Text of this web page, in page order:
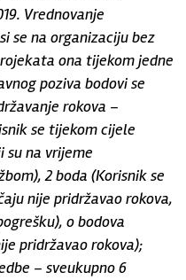
Vrednovanje
se na organizaciju bez
ona tijekom jedne
poziva bodovi se
rokova –
se tijekom cijele
su na vrijeme
2 boda (Korisnik se
nije pridržavao rokova,
o bodova
pridržavao rokova);
– sveukupno 6